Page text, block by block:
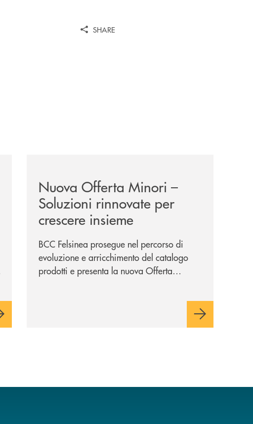
SHARE
Nuova Offerta Minori –
Soluzioni rinnovate per
crescere insieme
BCC Felsinea prosegue nel percorso di
evoluzione e arricchimento del catalogo
prodotti e presenta la nuova Offerta